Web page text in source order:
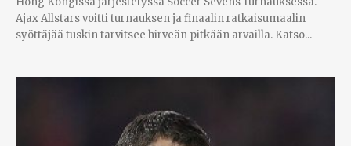
Ajax Allstars voitti turnauksen ja finaalin ratkaisumaalin
syöttäjää tuskin tarvitsee hirveän pitkään arvailla. Katso...